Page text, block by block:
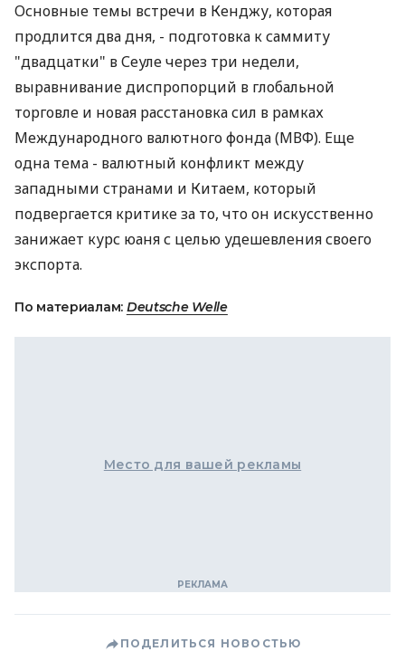
Основные темы встречи в Кенджу, которая
продлится два дня, - подготовка к саммиту
"двадцатки" в Сеуле через три недели,
выравнивание диспропорций в глобальной
торговле и новая расстановка сил в рамках
Международного валютного фонда (МВФ). Еще
одна тема - валютный конфликт между
западными странами и Китаем, который
подвергается критике за то, что он искусственно
занижает курс юаня с целью удешевления своего
экспорта.
По материалам: Deutsche Welle
Место для вашей рекламы
ПОДЕЛИТЬСЯ НОВОСТЬЮ